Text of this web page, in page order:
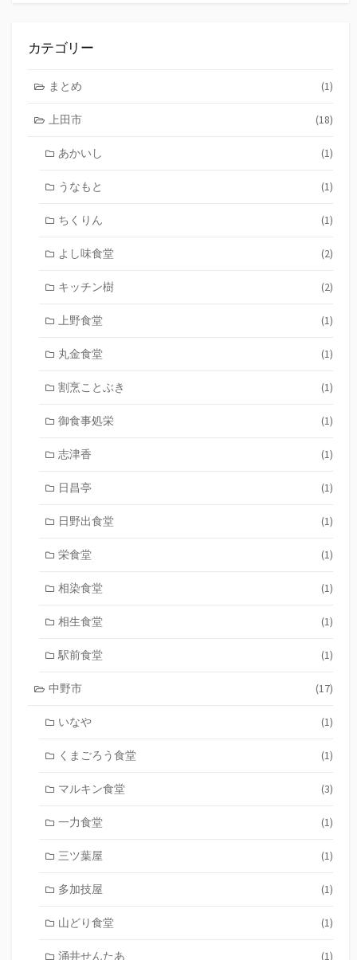
カテゴリー
まとめ (1)
上田市 (18)
あかいし (1)
うなもと (1)
ちくりん (1)
よし味食堂 (2)
キッチン樹 (2)
上野食堂 (1)
丸金食堂 (1)
割烹ことぶき (1)
御食事処栄 (1)
志津香 (1)
日昌亭 (1)
日野出食堂 (1)
栄食堂 (1)
相染食堂 (1)
相生食堂 (1)
駅前食堂 (1)
中野市 (17)
いなや (1)
くまごろう食堂 (1)
マルキン食堂 (3)
一力食堂 (1)
三ツ葉屋 (1)
多加技屋 (1)
山どり食堂 (1)
涌井せんたあ (1)